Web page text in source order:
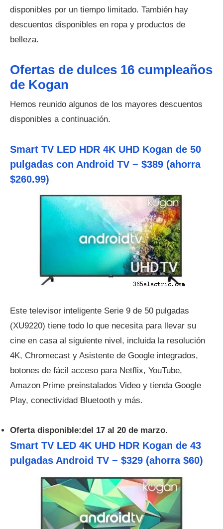
disponibles por un tiempo limitado. También hay
descuentos disponibles en ropa y productos de
belleza.
Ofertas de dulces 16 cumpleaños
de Kogan
Hemos reunido algunos de los mayores descuentos
disponibles a continuación.
Smart TV LED HDR 4K UHD Kogan de 50
pulgadas con Android TV − $389 (ahorra
$260.99)
Este televisor inteligente Serie 9 de 50 pulgadas
(XU9220) tiene todo lo que necesita para llevar su
cine en casa al siguiente nivel, incluida la resolución
4K, Chromecast y Asistente de Google integrados,
botones de fácil acceso para Netflix, YouTube,
Amazon Prime preinstalados Video y tienda Google
Play, conectividad Bluetooth y más.
Oferta disponible:del 17 al 20 de marzo.
Smart TV LED 4K UHD HDR Kogan de 43
pulgadas Android TV − $329 (ahorra $60)